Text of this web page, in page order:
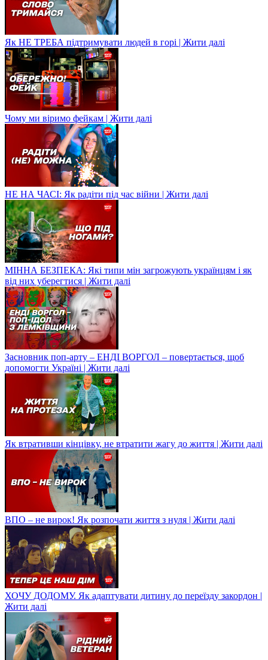
Як НЕ ТРЕБА підтримувати людей в горі | Жити далі
Чому ми віримо фейкам | Жити далі
НЕ НА ЧАСІ: Як радіти під час війни | Жити далі
МІННА БЕЗПЕКА: Які типи мін загрожують українцям і як
від них уберегтися | Жити далі
Засновник поп-арту – ЕНДІ ВОРГОЛ – повертається, щоб
допомогти Україні | Жити далі
Як втративши кінцівку, не втратити жагу до життя | Жити далі
ВПО – не вирок! Як розпочати життя з нуля | Жити далі
ХОЧУ ДОДОМУ. Як адаптувати дитину до переїзду закордон |
Жити далі